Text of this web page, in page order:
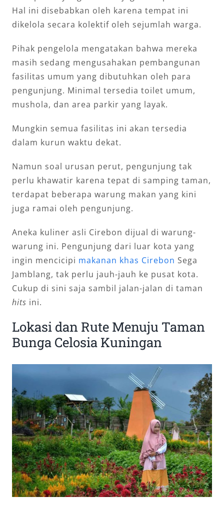
Hal ini disebabkan oleh karena tempat ini
dikelola secara kolektif oleh sejumlah warga.
Pihak pengelola mengatakan bahwa mereka
masih sedang mengusahakan pembangunan
fasilitas umum yang dibutuhkan oleh para
pengunjung. Minimal tersedia toilet umum,
mushola, dan area parkir yang layak.
Mungkin semua fasilitas ini akan tersedia
dalam kurun waktu dekat.
Namun soal urusan perut, pengunjung tak
perlu khawatir karena tepat di samping taman,
terdapat beberapa warung makan yang kini
juga ramai oleh pengunjung.
Aneka kuliner asli Cirebon dijual di warung-
warung ini. Pengunjung dari luar kota yang
ingin mencicipi makanan khas Cirebon Sega
Jamblang, tak perlu jauh-jauh ke pusat kota.
Cukup di sini saja sambil jalan-jalan di taman
hits ini.
Lokasi dan Rute Menuju Taman
Bunga Celosia Kuningan